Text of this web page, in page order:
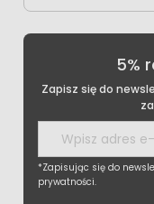
5%
Zapisz się do
*Zapisując się do
prywatności.